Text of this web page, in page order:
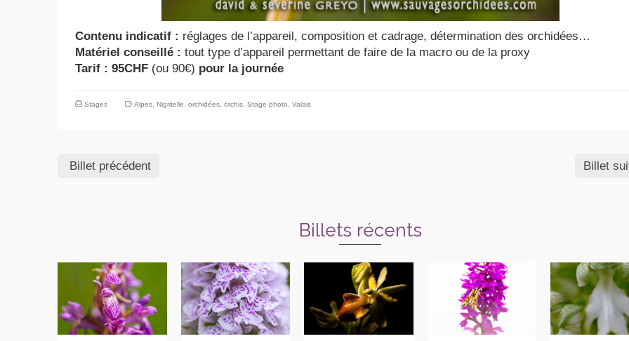
Contenu indicatif : réglages de l’appareil, composition et cadrage, détermination des orchidées…
Matériel conseillé :tout type d’appareil permettant de faire de la macro ou de la proxy
Tarif : 95CHF (ou 90€) pour la journée
Stages Alpes ,Nigritelle ,orchidées ,orchis ,Stage photo ,Valais
Billet précédent Billet
Billets récents